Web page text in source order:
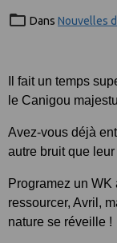
Dans Nouvelles
Il fait un temps
le Canigou
Avez-vous déjà
autre bruit que
Programez un
ressourcer, Avril,
nature se réveille !